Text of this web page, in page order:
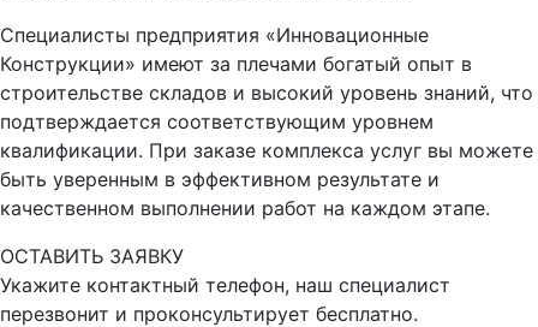
Специалисты предприятия «Инновационные
Конструкции» имеют за плечами богатый опыт в
строительстве складов и высокий уровень знаний, что
подтверждается соответствующим уровнем
квалификации. При заказе комплекса услуг вы можете
быть уверенным в эффективном результате и
качественном выполнении работ на каждом этапе.
ОСТАВИТЬ ЗАЯВКУ
Укажите контактный телефон, наш специалист
перезвонит и проконсультирует бесплатно.